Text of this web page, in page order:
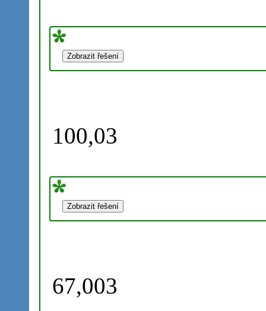
100,03
67,003